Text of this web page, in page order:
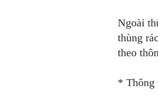
Ngoài
thùng
theo
* Thông